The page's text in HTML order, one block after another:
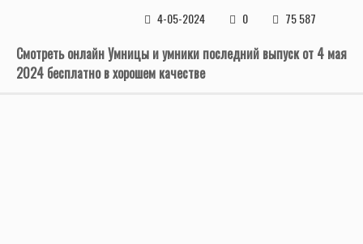
4-05-2024
0 75 587
Смотреть онлайн Умницы и умники последний выпуск от 4 мая
2024 бесплатно в хорошем качестве